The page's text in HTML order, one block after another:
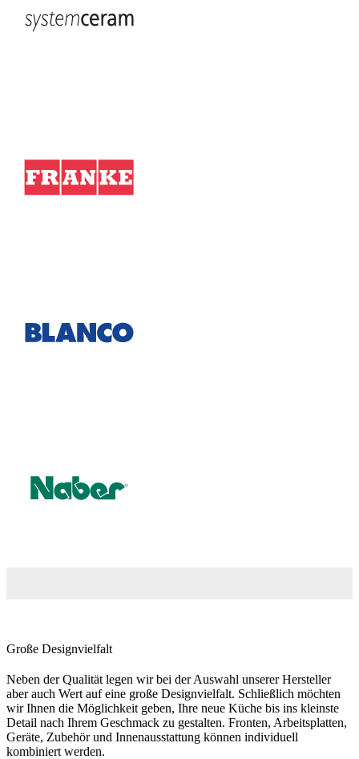
Große Designvielfalt
Neben der Qualität legen wir bei der Auswahl unserer Hersteller
aber auch Wert auf eine große Designvielfalt. Schließlich möchten
wir Ihnen die Möglichkeit geben, Ihre neue Küche bis ins kleinste
Detail nach Ihrem Geschmack zu gestalten. Fronten, Arbeitsplatten,
Geräte, Zubehör und Innenausstattung können individuell
kombiniert werden.